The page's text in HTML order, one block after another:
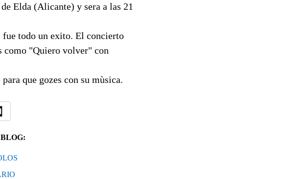
Elda (Alicante) y sera a las 21
todo un exito. El concierto
como "Quiero volver" con
que gozes con su mùsica.